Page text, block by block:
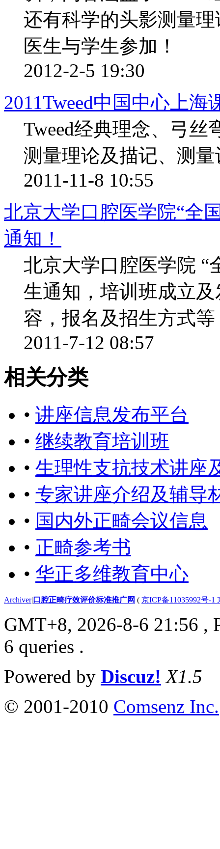
还有科学的头影测量
医生与学生参加！
2012-2-5 19:30
2011Tweed中国中心上海
Tweed经典理念、弓丝
测量理论及描记、测
2011-11-8 10:55
北京大学口腔医学院“全
通知！
北京大学口腔医学院 “
生通知，培训班成立
容，报名及招生方式等
2011-7-12 08:57
相关分类
• 讲座信息发布平台
• 继续教育培训班
• 生理性支抗技术讲座
• 专家讲座介绍及辅导
• 国内外正畸会议信息
• 正畸参考书
• 华正多维教育中心
Archiver| 口腔正畸疗效评价标准推广网 ( 京ICP备11035992号-1
GMT+8, 2026-8-6 21:56 ,
6 queries .
Powered by Discuz! X1.5
© 2001-2010 Comsenz Inc.